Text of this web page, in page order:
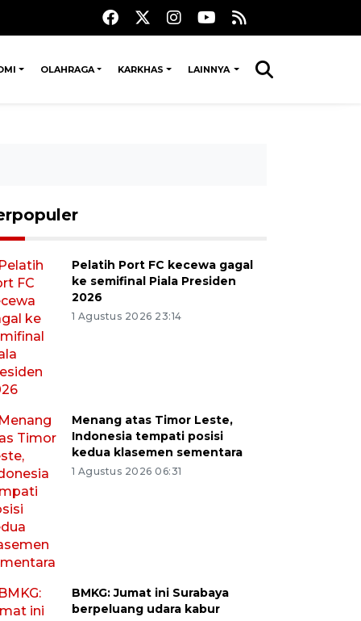
OLAHRAGA KARKHAS LAINNYA
Pelatih Port FC kecewa gagal
ke semifinal Piala Presiden
2026
1 Agustus 2026 23:14
Menang atas Timor Leste,
Indonesia tempati posisi
kedua klasemen sementara
1 Agustus 2026 06:31
BMKG: Jumat ini Surabaya
berpeluang udara kabur